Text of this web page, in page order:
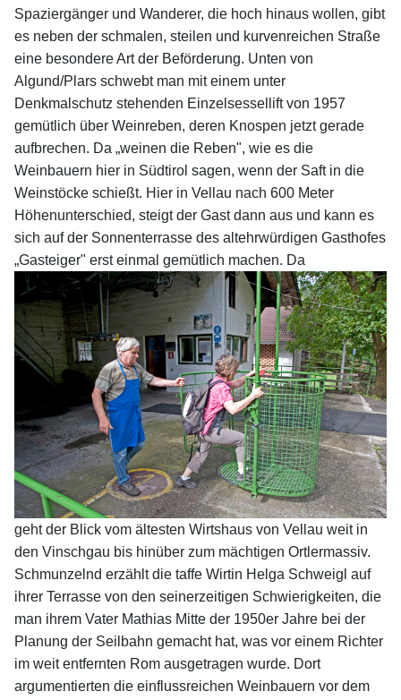
Spaziergänger und Wanderer, die hoch hinaus wollen, gibt
es neben der schmalen, steilen und kurvenreichen Straße
eine besondere Art der Beförderung. Unten von
Algund/Plars schwebt man mit einem unter
Denkmalschutz stehenden Einzelsessellift von 1957
gemütlich über Weinreben, deren Knospen jetzt gerade
aufbrechen. Da „weinen die Reben", wie es die
Weinbauern hier in Südtirol sagen, wenn der Saft in die
Weinstöcke schießt. Hier in Vellau nach 600 Meter
Höhenunterschied, steigt der Gast dann aus und kann es
sich auf der Sonnenterrasse des altehrwürdigen Gasthofes
„Gasteiger" erst einmal gemütlich machen. Da
geht der Blick vom ältesten Wirtshaus von Vellau weit in
den Vinschgau bis hinüber zum mächtigen Ortlermassiv.
Schmunzelnd erzählt die taffe Wirtin Helga Schweigl auf
ihrer Terrasse von den seinerzeitigen Schwierigkeiten, die
man ihrem Vater Mathias Mitte der 1950er Jahre bei der
Planung der Seilbahn gemacht hat, was vor einem Richter
im weit entfernten Rom ausgetragen wurde. Dort
argumentierten die einflussreichen Weinbauern vor dem